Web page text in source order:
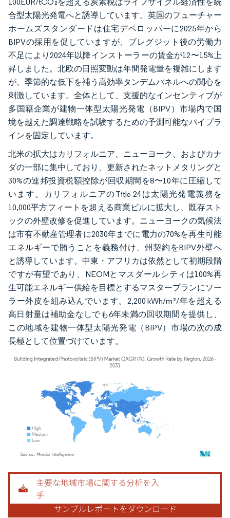
合型太陽光発電へと誘導しています。英国のフューチャー
ホームズスタンダードは住宅デベロッパーに2025年から
BIPVの採用を促していますが、ブレグジット後の労働力
不足により2024年以降インストーラーの賃金が12〜15%上
昇しました。北欧の日照変動は年間発電量を複雑にします
が、季節的な低下を補う高効率タンデムパネルへの関心を
刺激しています。全体として、支援的なインセンティブが
多国籍企業が建物一体型太陽光発電（BIPV）市場内で国
境を越えた調達戦略を試験するための予測可能なパイプラ
インを固定しています。
北米の拡大はカリフォルニア、ニューヨーク、およびカナ
ダの一部に集中しており、更新されたネットメタリングと
30%の連邦投資税額控除が回収期間を8〜10年に圧縮して
います。カリフォルニアのTitle 24は太陽光発電義務を
10,000平方フィートを超える商業ビルに拡大し、既存スト
ックの外壁改修を促進しています。ニューヨークの気候法
は市有不動産管理者に2030年までに電力の70%を再生可能
エネルギーで賄うことを義務付け、州契約をBIPV外壁へ
と誘導しています。中東・アフリカは依然として初期段階
ですが有望であり、NEOMとマスダールシティは100%再
生可能エネルギー供給を目標とするマスタープランにソー
ラー外皮を組み込んでいます。2,200 kWh/m²/年を超える
高日射量は補助金なしでも6年未満の回収期間を提供し、
この地域を建物一体型太陽光発電（BIPV）市場の次の成
長極として位置づけています。
画像 © Mordor Intelligence。再利用にはCC BY 4.0の表示が必要です。